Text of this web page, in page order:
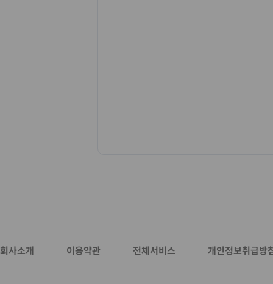
회사소개 이용약관 전체서비스 개인정보취급방